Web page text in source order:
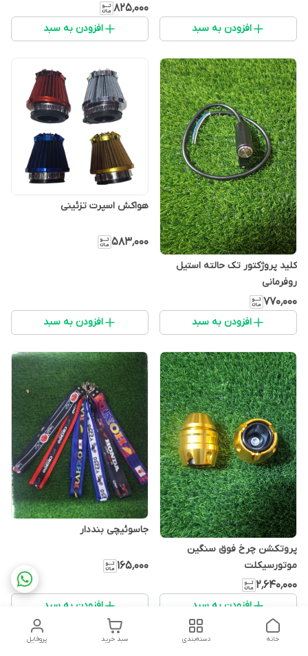
افزودن به سبد
۸۲۵٬۰۰۰
افزودن به سبد
کلید پروژکتور تک حالته استیل
روفرمانی
۷۷۰٬۰۰۰
افزودن به سبد
هواکش اسپرت تزئینی
۵۸۳٬۰۰۰
افزودن به سبد
پروتکشن چرخ فوق سنگین
موتورسیکلت
۲٬۶۴۰٬۰۰۰
افزودن به سبد
جاسوئیچی بنددار
۱۶۵٬۰۰۰
افزودن به سبد
پروفایل سبد خرید دسته‌بندی خانه